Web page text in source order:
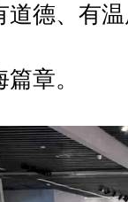
道德、有
章。